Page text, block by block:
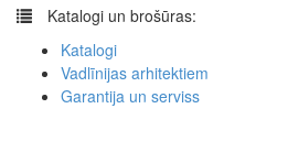
Katalogi un brošūras:
Katalogi
Vadlīnijas arhitektiem
Garantija un serviss